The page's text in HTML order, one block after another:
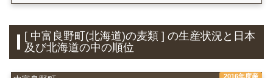
[ 中富良野町(北海道)の麦類 ] の生産状況と日本
及び北海道の中の順位
2016年度産